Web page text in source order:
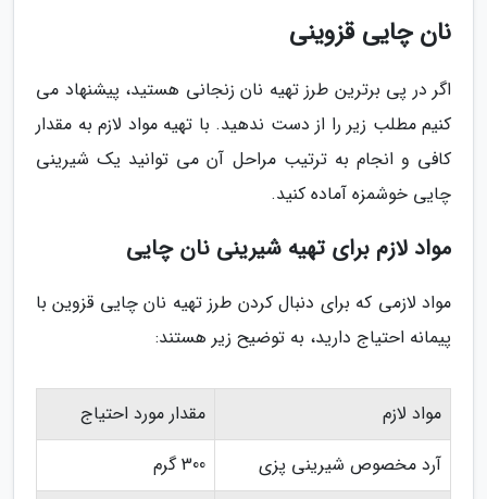
نان چایی قزوینی
اگر در پی برترین طرز تهیه نان زنجانی هستید، پیشنهاد می
کنیم مطلب زیر را از دست ندهید. با تهیه مواد لازم به مقدار
کافی و انجام به ترتیب مراحل آن می توانید یک شیرینی
چایی خوشمزه آماده کنید.
مواد لازم برای تهیه شیرینی نان چایی
مواد لازمی که برای دنبال کردن طرز تهیه نان چایی قزوین با
پیمانه احتیاج دارید، به توضیح زیر هستند:
مواد لازم
مقدار مورد احتیاج
آرد مخصوص شیرینی پزی
300 گرم